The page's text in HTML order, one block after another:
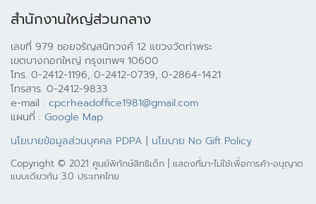
สำนักงานใหญ่ส่วนกลาง
เลขที่ 979 ซอยจรัญสนิทวงศ์ 12 แขวงวัดท่าพระ
เขตบางกอกใหญ่ กรุงเทพฯ 10600
โทร. 0-2412-1196, 0-2412-0739, 0-2864-1421
โทรสาร. 0-2412-9833
e-mail : cpcrheadoffice1981@gmail.com
แผนที่ : Google Map
นโยบายข้อมูลส่วนบุคคล PDPA | นโยบาย No Gift Policy
Copyright © 2021 ศูนย์พิทักษ์สิทธิเด็ก | แสดงที่มา-ไม่ใช้เพื่อการค้า-อนุญาต
แบบเดียวกัน 3.0 ประเทศไทย